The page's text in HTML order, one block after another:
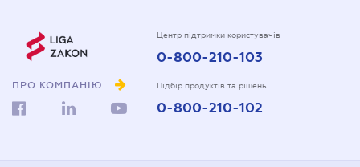
ПРО КОМПАНІЮ
Центр підтримки користувачів
0-800-210-103
Підбір продуктів та рішень
0-800-210-102